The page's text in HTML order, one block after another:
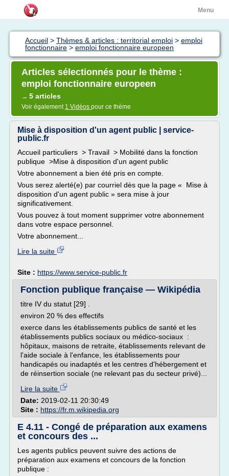
Menu
Accueil > Thèmes & articles : territorial emploi > emploi
fonctionnaire > emploi fonctionnaire europeen
Articles sélectionnés pour le thème :
emploi fonctionnaire europeen
→ 5 articles
Voir également 1 Vidéos pour ce thème
Mise à disposition d'un agent public | service-
public.fr
Accueil particuliers > Travail > Mobilité dans la fonction
publique >Mise à disposition d'un agent public
Votre abonnement a bien été pris en compte.
Vous serez alerté(e) par courriel dès que la page « Mise à
disposition d'un agent public » sera mise à jour
significativement.
Vous pouvez à tout moment supprimer votre abonnement
dans votre espace personnel.
Votre abonnement...
Lire la suite
Site : https://www.service-public.fr
Fonction publique française — Wikipédia
titre IV du statut [29] .
environ 20 % des effectifs
exerce dans les établissements publics de santé et les
établissements publics sociaux ou médico-sociaux :
hôpitaux, maisons de retraite, établissements relevant de
l'aide sociale à l'enfance, les établissements pour
handicapés ou inadaptés et les centres d'hébergement et
de réinsertion sociale (ne relevant pas du secteur privé)...
Lire la suite
Date: 2019-02-11 20:30:49
Site : https://fr.m.wikipedia.org
E 4.11 - Congé de préparation aux examens
et concours des ...
Les agents publics peuvent suivre des actions de
préparation aux examens et concours de la fonction
publique :